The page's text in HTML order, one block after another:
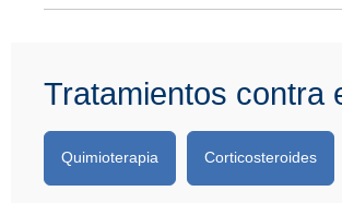
Tratamientos contra
Quimioterapia Corticosteroides